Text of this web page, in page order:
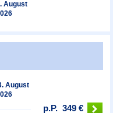
August
August
p.P. 349 €